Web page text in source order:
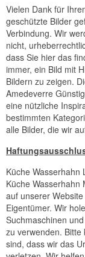
Vielen Dank für
geschützte Bilder
Verbindung. Wir
nicht,
dass Sie hier das
immer, ein Bild mit
Bildern zu zeigen.
Amedeverre
eine nützliche
bestimmten
alle Bilder, die wir
Küche Wasserhahn
Küche Wasserhahn
auf unserer
Eigentümer. Wir
Suchmaschinen
zu verwenden. Bitte
sind, dass wir das